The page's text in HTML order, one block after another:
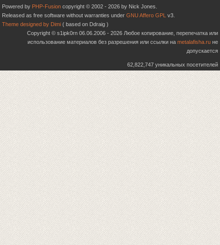
Powered by PHP-Fusion copyright © 2002 - 2026 by Nick Jones.
Released as free software without warranties under GNU Affero GPL v3.
Theme designed by Dimi ( based on Ddraig )
Copyright © s1ipk0rn 06.06.2006 - 2026 Любое копирование, перепечатка или
использование материалов без разрешения или ссылки на metalafisha.ru не
допускается
62,822,747 уникальных посетителей